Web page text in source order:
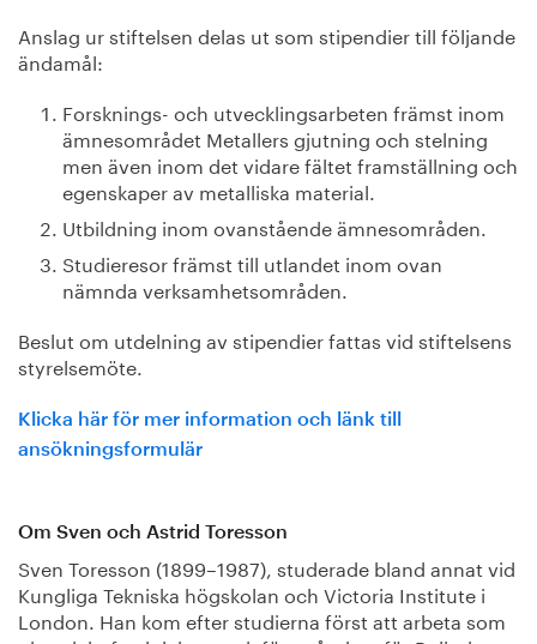
Anslag ur stiftelsen delas ut som stipendier till följande
ändamål:
Forsknings- och utvecklingsarbeten främst inom
ämnesområdet Metallers gjutning och stelning
men även inom det vidare fältet framställning och
egenskaper av metalliska material.
Utbildning inom ovanstående ämnesområden.
Studieresor främst till utlandet inom ovan
nämnda verksamhetsområden.
Beslut om utdelning av stipendier fattas vid stiftelsens
styrelsemöte.
Klicka här för mer information och länk till
ansökningsformulär
Om Sven och Astrid Toresson
Sven Toresson (1899–1987), studerade bland annat vid
Kungliga Tekniska högskolan och Victoria Institute i
London. Han kom efter studierna först att arbeta som